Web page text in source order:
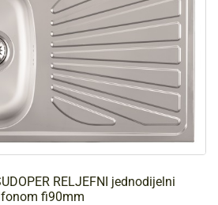
RELJEFNI jednodijelni
fi90mm